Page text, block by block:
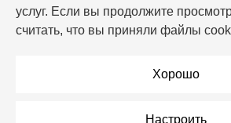
услуг. Если вы продолжите
считать, что вы приняли файлы
Хорошо
Настроить
Мы в мессенджерах:
Режим работы: Пн–Пт: